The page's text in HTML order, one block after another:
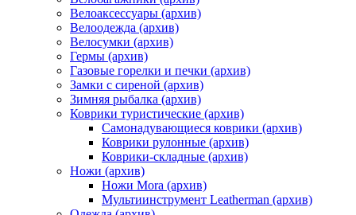
Велоаксессуары (архив)
Велоодежда (архив)
Велосумки (архив)
Гермы (архив)
Газовые горелки и печки (архив)
Замки с сиреной (архив)
Зимняя рыбалка (архив)
Коврики туристические (архив)
Самонадувающиеся коврики (архив)
Коврики рулонные (архив)
Коврики-складные (архив)
Ножи (архив)
Ножи Mora (архив)
Мультиинструмент Leatherman (архив)